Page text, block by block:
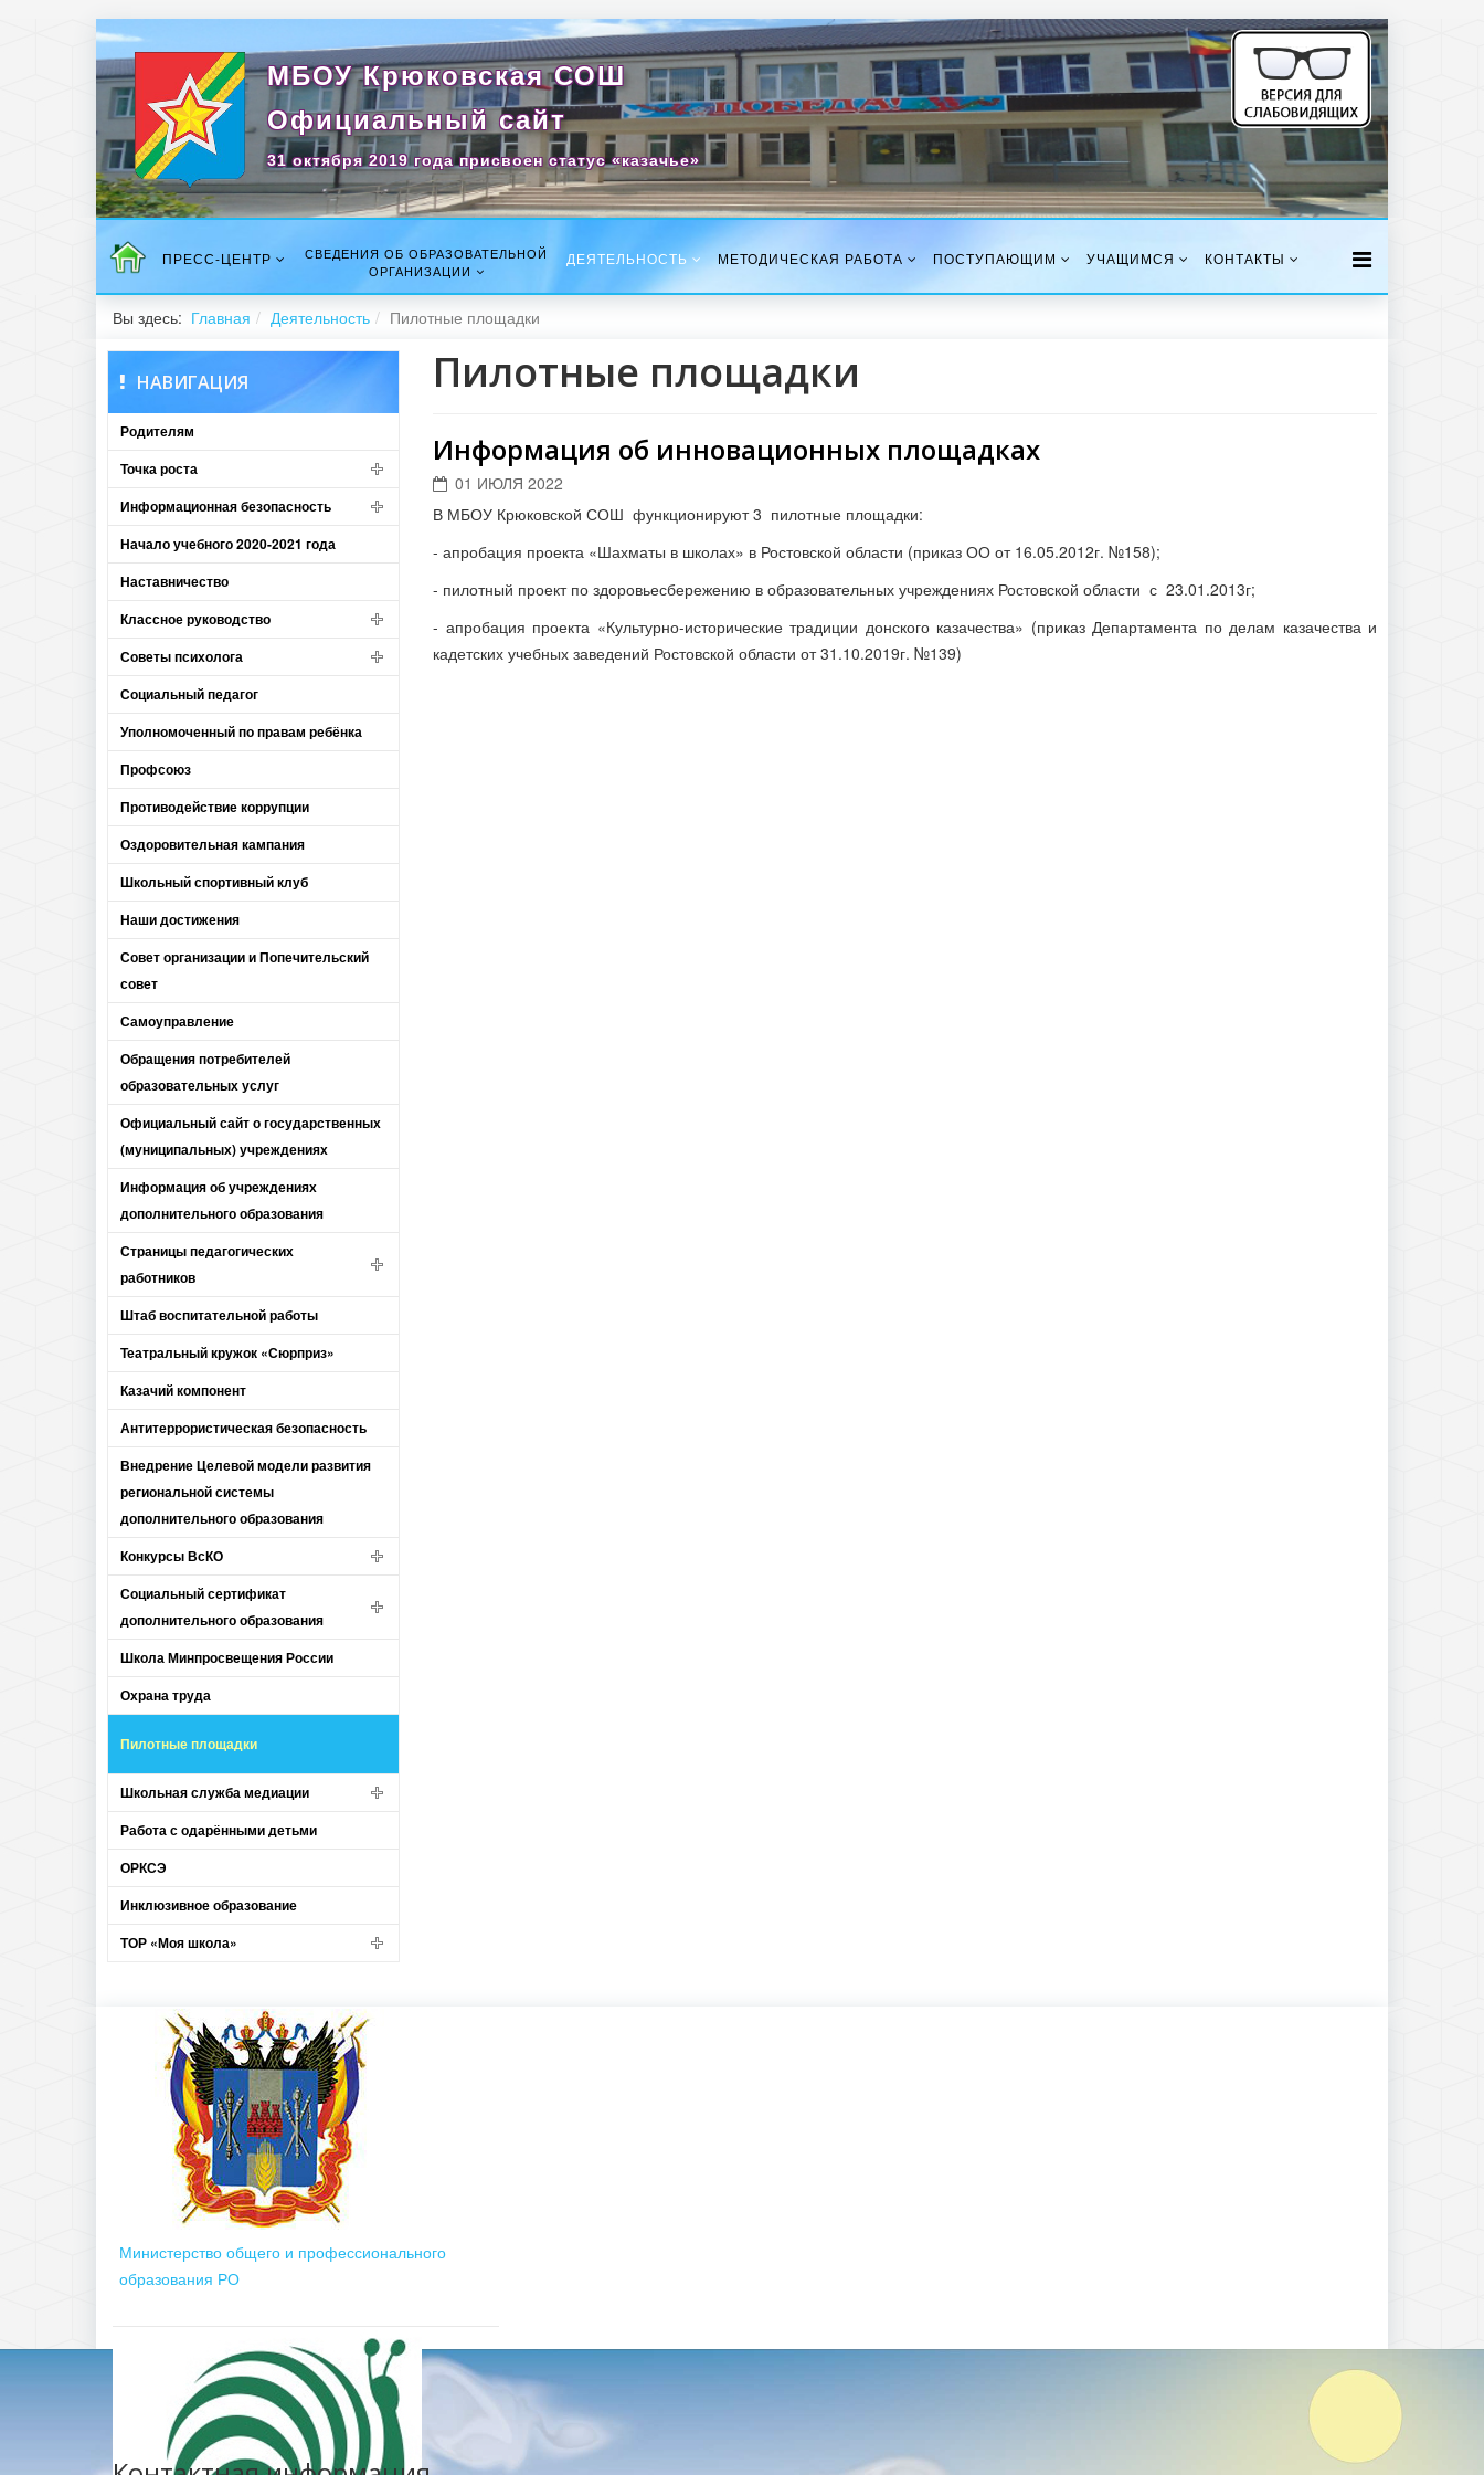
МБОУ Крюковская СОШ
Официальный сайт
31 октября 2019 года присвоен статус «казачье»
ПРЕСС-ЦЕНТР
СВЕДЕНИЯ ОБ ОБРАЗОВАТЕЛЬНОЙ
ОРГАНИЗАЦИИ
ДЕЯТЕЛЬНОСТЬ МЕТОДИЧЕСКАЯ РАБОТА ПОСТУПАЮЩИМ УЧАЩИМСЯ КОНТАКТЫ
Вы здесь: Главная Деятельность Пилотные площадки
НАВИГАЦИЯ
Родителям
Точка роста
Информационная безопасность
Начало учебного 2020-2021 года
Наставничество
Классное руководство
Советы психолога
Социальный педагог
Уполномоченный по правам ребёнка
Профсоюз
Противодействие коррупции
Оздоровительная кампания
Школьный спортивный клуб
Наши достижения
Совет организации и Попечительский
совет
Самоуправление
Обращения потребителей
образовательных услуг
Официальный сайт о государственных
(муниципальных) учреждениях
Информация об учреждениях
дополнительного образования
Страницы педагогических
работников
Штаб воспитательной работы
Театральный кружок «Сюрприз»
Казачий компонент
Антитеррористическая безопасность
Внедрение Целевой модели развития
региональной системы
дополнительного образования
Конкурсы ВсКО
Социальный сертификат
дополнительного образования
Школа Минпросвещения России
Охрана труда
Пилотные площадки
Школьная служба медиации
Работа с одарёнными детьми
ОРКСЭ
Инклюзивное образование
ТОР «Моя школа»
Пилотные площадки
Информация об инновационных площадках
01 ИЮЛЯ 2022
В МБОУ Крюковской СОШ функционируют 3 пилотные площадки:
- апробация проекта «Шахматы в школах» в Ростовской области (приказ ОО от 16.05.2012г. №158);
- пилотный проект по здоровьесбережению в образовательных учреждениях Ростовской области с 23.01.2013г;
- апробация проекта «Культурно-исторические традиции донского казачества» (приказ Департамента по делам казачества и
кадетских учебных заведений Ростовской области от 31.10.2019г. №139)
Министерство общего и профессионального
образования РО